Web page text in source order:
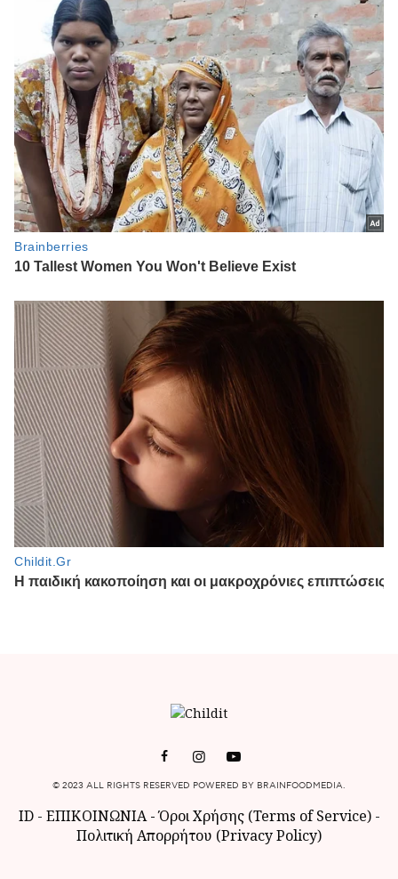
© 2023 ALL RIGHTS RESERVED POWERED BY BRAINFOODMEDIA.
ID- ΕΠΙΚΟΙΝΩΝΙΑ-Όροι Χρήσης (Terms of Service)-
Πολιτική Απορρήτου (Privacy Policy)